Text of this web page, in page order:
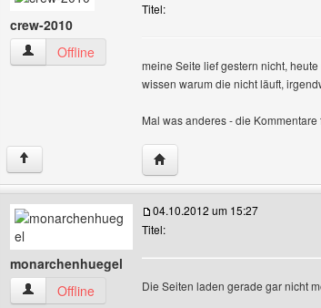
crew-2010
crew-2010 Benutzer-Profile anzeigen
Offline
Titel:
meine Seite lief gestern nicht,
wissen warum die nicht läuft,
Mal was anderes - die
↑ Website dieses Benutzers
monarchenhuegel
monarchenhuegel Benutzer-Profile anzeigen
Offline
04.10.2012 um 15:27
Titel:
Die Seiten laden gerade gar nicht